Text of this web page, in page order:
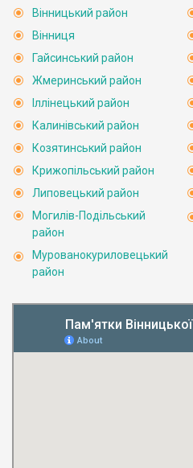
Вінницький район
Вінниця
Гайсинський район
Жмеринський район
Іллінецький район
Калинівський район
Козятинський район
Крижопільський район
Липовецький район
Могилів-Подільський
район
Мурованокуриловецький
район